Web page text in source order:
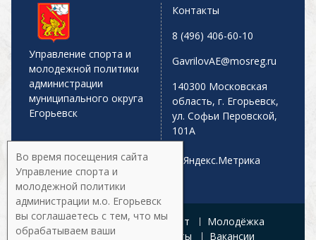
Управление спорта и
молодежной политики
администрации
муниципального округа
Егорьевск
Контакты
8 (496) 406-60-10
GavrilovAE@mosreg.ru
140300 Московская
область, г. Егорьевск,
ул. Софьи Перовской,
101А
Главная Афиша Спорт
Молодёжка
Управление
Документы Вакансии
Во время посещения сайта
Управление спорта и
молодежной политики
администрации м.о. Егорьевск
вы соглашаетесь с тем, что мы
обрабатываем ваши